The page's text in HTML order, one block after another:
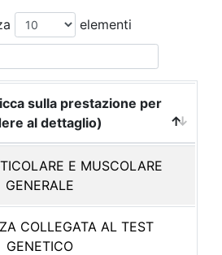
elementi
sulla prestazione per
al dettaglio)
E MUSCOLARE
GENERALE
COLLEGATA AL TEST
GENETICO